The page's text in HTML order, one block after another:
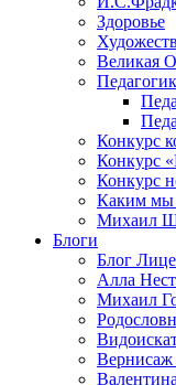
Здоровье
Великая
Конкурс
Конкурс
Конкурс
Каким мы
Михаил
Блоги
Блог
Алла
Михаил